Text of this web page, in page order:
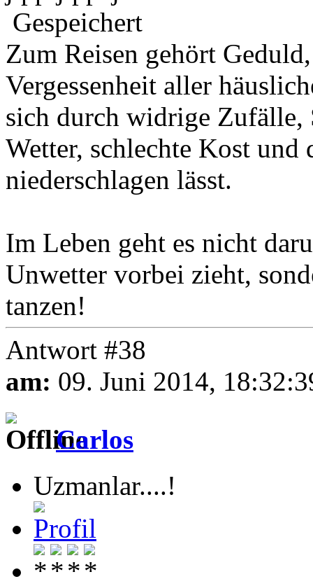
Gespeichert
Zum Reisen gehört
Vergessenheit aller
sich durch widrige Zufälle,
Wetter, schlechte Kost und
niederschlagen lässt.
Im Leben geht es nicht
Unwetter vorbei zieht,
tanzen!
Antwort #38
am: 09. Juni 2014,
Carlos
Uzmanlar....!